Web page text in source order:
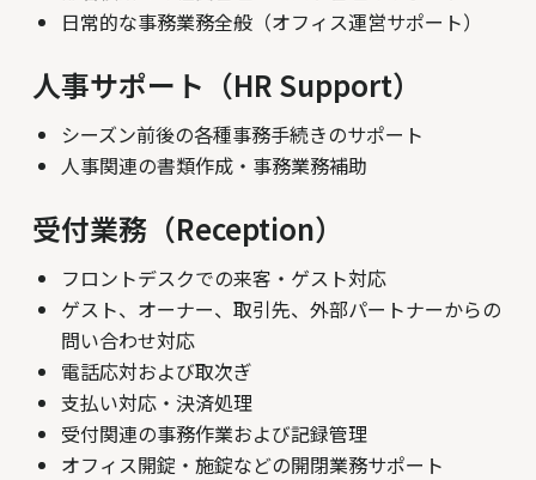
日常的な事務業務全般（オフィス運営サポート）
人事サポート（HR Support）
シーズン前後の各種事務手続きのサポート
人事関連の書類作成・事務業務補助
受付業務（Reception）
フロントデスクでの来客・ゲスト対応
ゲスト、オーナー、取引先、外部パートナーからの
問い合わせ対応
電話応対および取次ぎ
支払い対応・決済処理
受付関連の事務作業および記録管理
オフィス開錠・施錠などの開閉業務サポート